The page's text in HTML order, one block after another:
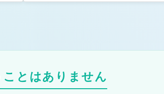
とはありません